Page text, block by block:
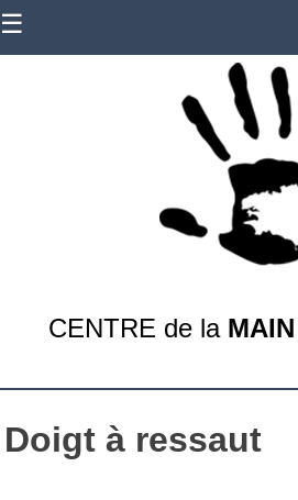
Skip
to
CENTRE de la MAIN
☰
Doigt à ressaut